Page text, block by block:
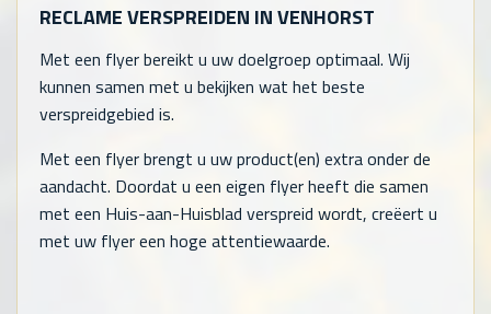
RECLAME VERSPREIDEN IN VENHORST
Met een flyer bereikt u uw doelgroep optimaal. Wij
kunnen samen met u bekijken wat het beste
verspreidgebied is.
Met een flyer brengt u uw product(en) extra onder de
aandacht. Doordat u een eigen flyer heeft die samen
met een Huis-aan-Huisblad verspreid wordt, creëert u
met uw flyer een hoge attentiewaarde.